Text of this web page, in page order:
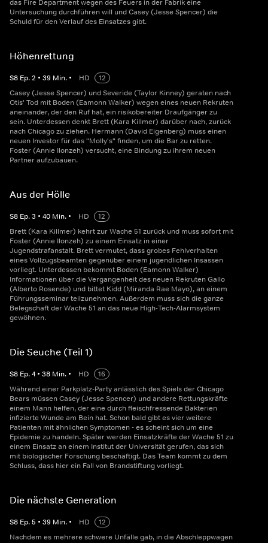
das Fire Department wegen des Feuers in der Fabrik eine
Untersuchung durchführen will und Casey (Jesse Spencer) die
Schuld für den Verlauf des Einsatzes gibt.
Höhenrettung
S8 Ep.2 • 39 Min. • HD
12
Casey (Jesse Spencer) und Severide (Taylor Kinney) geraten nach
Otis' Tod mit Boden (Eamonn Walker) wegen eines neuen Rekruten
aneinander, der den Ruf hat, ein risikobereiter Draufgänger zu
sein. Unterdessen denkt Brett (Kara Killmer) darüber nach, zurück
nach Chicago zu ziehen. Hermann (David Eigenberg) muss einen
neuen Investor für das "Molly's" finden, um die Bar zu retten.
Foster (Annie Ilonzeh) versucht, eine Bindung zu ihrem neuen
Partner aufzubauen.
Aus der Hölle
S8 Ep.3 • 40 Min. • HD
12
Brett (Kara Killmer) kehrt zur Wache 51 zurück und muss sofort mit
Foster (Annie Ilonzeh) zu einem Einsatz in einer
Jugendstrafanstalt. Brett vermutet, dass grobes Fehlverhalten
eines Vollzugsbeamten gegenüber einem jugendlichen Insassen
vorliegt. Unterdessen bekommt Boden (Eamonn Walker)
Informationen über die Vergangenheit des neuen Rekruten Gallo
(Alberto Rosende) und bittet Kidd (Miranda Rae Mayo), an einem
Führungsseminar teilzunehmen. Außerdem muss sich die ganze
Belegschaft der Wache 51 an das neue High-Tech-Alarmsystem
gewöhnen.
Die Seuche (Teil 1)
S8 Ep.4 • 38 Min. • HD
16
Während einer Parkplatz-Party anlässlich des Spiels der Chicago
Bears müssen Casey (Jesse Spencer) und andere Rettungskräfte
einem Mann helfen, der eine durch fleischfressende Bakterien
infizierte Wunde am Bein hat. Schon bald gibt es vier weitere
Patienten mit ähnlichen Symptomen - es scheint sich um eine
Epidemie zu handeln. Später werden Einsatzkräfte der Wache 51 zu
einem Einsatz an einem Institut der Universität gerufen, das sich
mit biologischer Forschung beschäftigt. Das Team kommt zu dem
Schluss, dass hier ein Fall von Brandstiftung vorliegt.
Die nächste Generation
S8 Ep.5 • 39 Min. • HD
12
Nachdem es mehrere schwere Unfälle gab, in die Abschleppwagen